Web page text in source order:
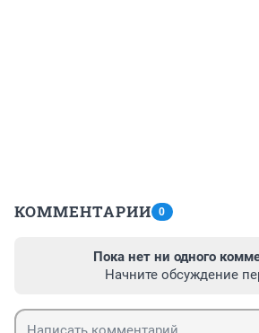
КОММЕНТАРИИ 0
Пока нет ни одного
Начните обсуждение